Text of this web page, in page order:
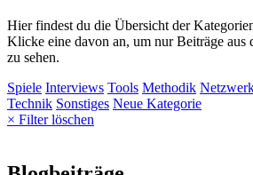
Hier findest du die Übersicht der
Klicke eine davon an, um nur Beiträge aus
zu sehen.
Spiele Interviews Tools Methodik
Technik Sonstiges Neue Kategorie
× Filter löschen